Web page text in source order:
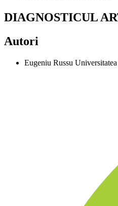
DIAGNOSTICUL
Autori
Eugeniu Russu